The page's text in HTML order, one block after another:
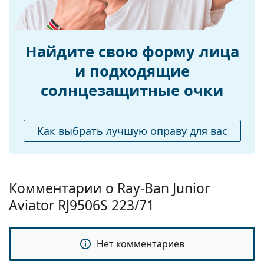
Использование:
Модные
Доступен рецепт: Нет
Найдите свою форму лица
и подходящие
солнцезащитные очки
Как выбрать лучшую оправу для вас
Комментарии о Ray-Ban Junior
Aviator RJ9506S 223/71
Нет комментариев